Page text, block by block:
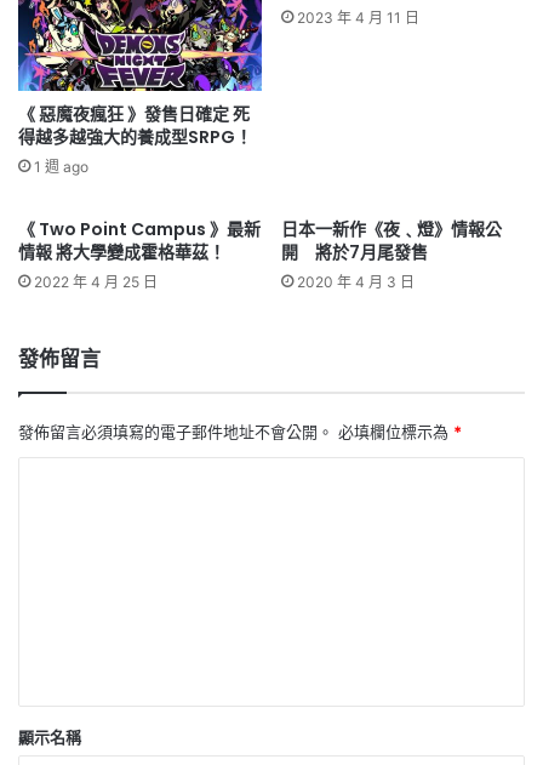
《 惡魔夜瘋狂 》發售日確定 死
得越多越強大的養成型SRPG！
1 週 ago
2023 年 4 月 11 日
《 Two Point Campus 》最新
情報 將大學變成霍格華茲！
2022 年 4 月 25 日
日本一新作《夜﹑燈》情報公
開 將於7月尾發售
2020 年 4 月 3 日
發佈留言
發佈留言必須填寫的電子郵件地址不會公開。 必填欄位標示為 *
顯示名稱